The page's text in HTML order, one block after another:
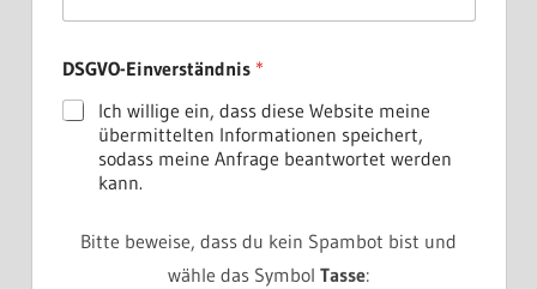
O
E
i
n
v
DSGVO-Einverständnis *
Ich willige ein, dass diese Website meine
übermittelten Informationen speichert,
sodass meine Anfrage beantwortet werden
kann.
Bitte beweise, dass du kein Spambot bist und
wähle das Symbol Tasse: